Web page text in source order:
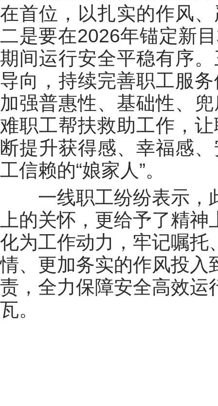
在首位，以扎实的作风
二是要在2026年锚定新
期间运行安全平稳有序
导向，持续完善职工服
加强普惠性、基础性、
难职工帮扶救助工作，
断提升获得感、幸福感
工信赖的“娘家人”。
一线职工纷纷表示，
上的关怀，更给予了精
化为工作动力，牢记嘱托
情、更加务实的作风投入
责，全力保障安全高效运
瓦。